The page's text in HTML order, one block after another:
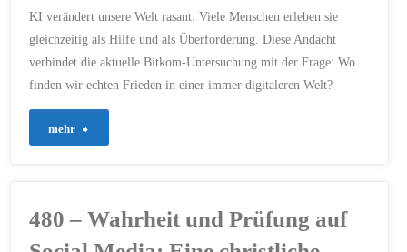
KI verändert unsere Welt rasant. Viele Menschen erleben sie
gleichzeitig als Hilfe und als Überforderung. Diese Andacht
verbindet die aktuelle Bitkom-Untersuchung mit der Frage: Wo
finden wir echten Frieden in einer immer digitaleren Welt?
mehr
480 – Wahrheit und Prüfung auf